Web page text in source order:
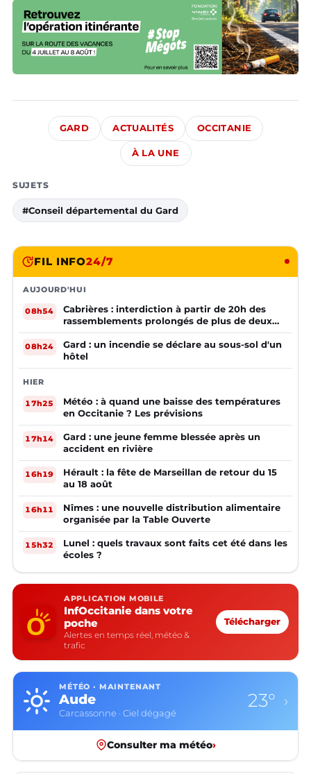
GARD ACTUALITÉS OCCITANIE
À LA UNE
SUJETS
#Conseil départemental du Gard
FIL INFO24/7
AUJOURD'HUI
08h54
Cabrières : interdiction à partir de 20h des
rassemblements prolongés de plus de deux
mineurs non accompagnés d'un adulte
08h24
Gard : un incendie se déclare au sous-sol d'un
hôtel
HIER
17h25
Météo : à quand une baisse des températures
en Occitanie ? Les prévisions
17h14
Gard : une jeune femme blessée après un
accident en rivière
16h19
Hérault : la fête de Marseillan de retour du 15
au 18 août
16h11
Nîmes : une nouvelle distribution alimentaire
organisée par la Table Ouverte
15h32
Lunel : quels travaux sont faits cet été dans les
écoles ?
APPLICATION MOBILE
InfOccitanie dans votre
poche
Alertes en temps réel, météo &
trafic
Télécharger
MÉTÉO · MAINTENANT
Aude
Carcassonne · Ciel dégagé
23° ›
Consulter ma météo›